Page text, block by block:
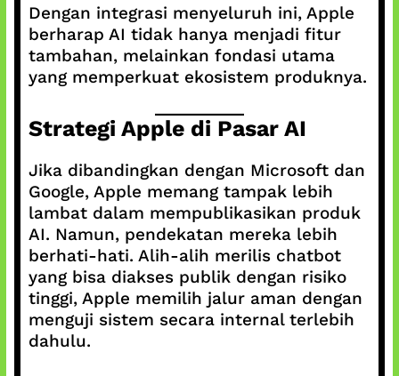
Dengan integrasi menyeluruh ini, Apple
berharap AI tidak hanya menjadi fitur
tambahan, melainkan fondasi utama
yang memperkuat ekosistem produknya.
Strategi Apple di Pasar AI
Jika dibandingkan dengan Microsoft dan
Google, Apple memang tampak lebih
lambat dalam mempublikasikan produk
AI. Namun, pendekatan mereka lebih
berhati-hati. Alih-alih merilis chatbot
yang bisa diakses publik dengan risiko
tinggi, Apple memilih jalur aman dengan
menguji sistem secara internal terlebih
dahulu.